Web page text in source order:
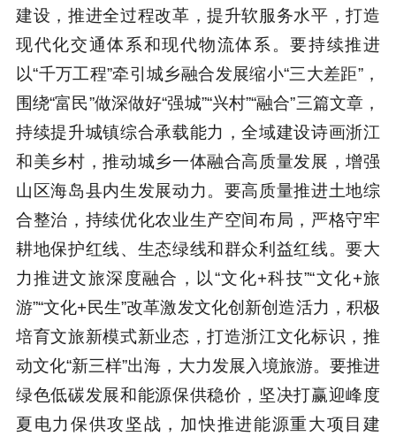
建设，推进全过程改革，提升软服务水平，打造
现代化交通体系和现代物流体系。要持续推进
以“千万工程”牵引城乡融合发展缩小“三大差距”，
围绕“富民”做深做好“强城”“兴村”“融合”三篇文章，
持续提升城镇综合承载能力，全域建设诗画浙江
和美乡村，推动城乡一体融合高质量发展，增强
山区海岛县内生发展动力。要高质量推进土地综
合整治，持续优化农业生产空间布局，严格守牢
耕地保护红线、生态绿线和群众利益红线。要大
力推进文旅深度融合，以“文化+科技”“文化+旅
游”“文化+民生”改革激发文化创新创造活力，积极
培育文旅新模式新业态，打造浙江文化标识，推
动文化“新三样”出海，大力发展入境旅游。要推进
绿色低碳发展和能源保供稳价，坚决打赢迎峰度
夏电力保供攻坚战，加快推进能源重大项目建